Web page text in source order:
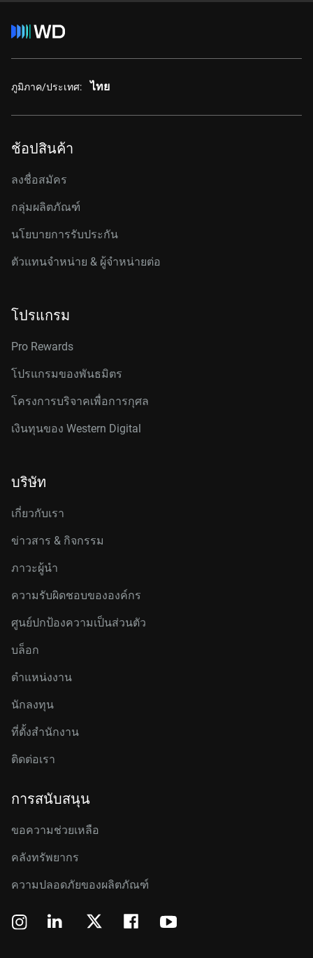
ภูมิภาค/ประเทศ: ไทย
ช้อปสินค้า
ลงชื่อสมัคร
กลุ่มผลิตภัณฑ์
นโยบายการรับประกัน
ตัวแทนจำหน่าย & ผู้จำหน่ายต่อ
โปรแกรม
Pro Rewards
โปรแกรมของพันธมิตร
โครงการบริจาคเพื่อการกุศล
เงินทุนของ Western Digital
บริษัท
เกี่ยวกับเรา
ข่าวสาร & กิจกรรม
ภาวะผู้นำ
ความรับผิดชอบขององค์กร
ศูนย์ปกป้องความเป็นส่วนตัว
บล็อก
ตำแหน่งงาน
นักลงทุน
ที่ตั้งสำนักงาน
ติดต่อเรา
การสนับสนุน
ขอความช่วยเหลือ
คลังทรัพยากร
ความปลอดภัยของผลิตภัณฑ์